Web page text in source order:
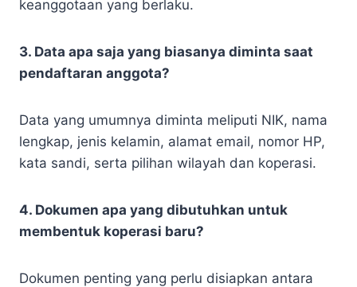
keanggotaan yang berlaku.
3. Data apa saja yang biasanya diminta saat
pendaftaran anggota?
Data yang umumnya diminta meliputi NIK, nama
lengkap, jenis kelamin, alamat email, nomor HP,
kata sandi, serta pilihan wilayah dan koperasi.
4. Dokumen apa yang dibutuhkan untuk
membentuk koperasi baru?
Dokumen penting yang perlu disiapkan antara